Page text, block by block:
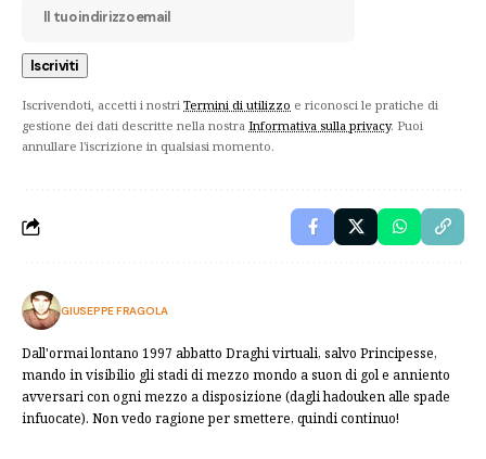
Iscrivendoti, accetti i nostri Termini di utilizzo e riconosci le pratiche di
gestione dei dati descritte nella nostra Informativa sulla privacy. Puoi
annullare l'iscrizione in qualsiasi momento.
GIUSEPPE FRAGOLA
Dall'ormai lontano 1997 abbatto Draghi virtuali, salvo Principesse,
mando in visibilio gli stadi di mezzo mondo a suon di gol e anniento
avversari con ogni mezzo a disposizione (dagli hadouken alle spade
infuocate). Non vedo ragione per smettere, quindi continuo!